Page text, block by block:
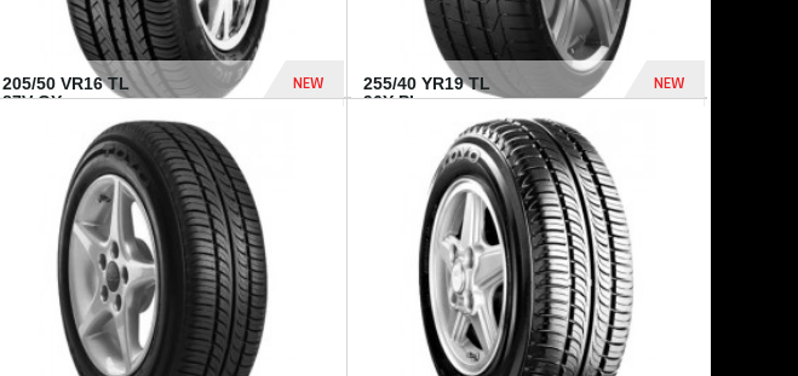
205/50 VR16 TL
87V GY...
NEW
255/40 YR19 TL
96Y PI...
NEW
1 771 Dhs